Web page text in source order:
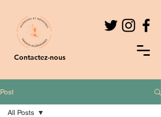
Contactez-nous
Post
All Posts